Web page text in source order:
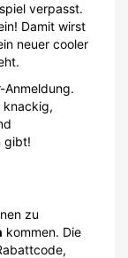
verpasst.
Damit wirst
neuer cooler
knackig,
gibt!
zu
kommen. Die